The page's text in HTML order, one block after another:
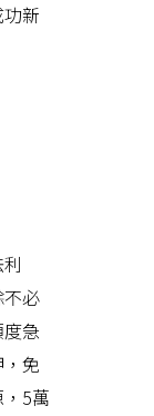
新
必
急
免
5萬